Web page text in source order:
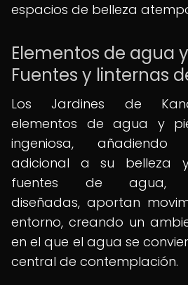
espacios de belleza
Elementos de agua
Fuentes y linternas
Los Jardines de
elementos de agua y
ingeniosa, añadiendo
adicional a su belleza
fuentes de agua,
diseñadas, aportan
entorno, creando un
en el que el agua se
central de contemplación.